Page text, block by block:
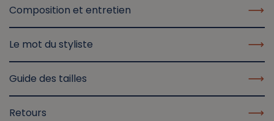
Composition et entretien
Le mot du styliste
Guide des tailles
Retours